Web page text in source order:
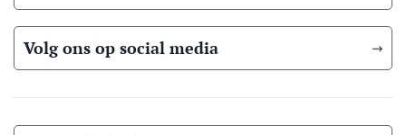
Volg ons op social media